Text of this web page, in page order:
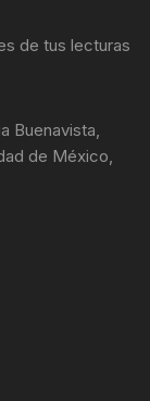
de tus lecturas
Buenavista,
de México,